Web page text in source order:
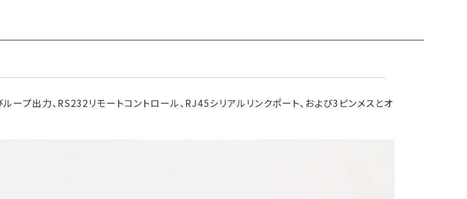
出力、RS232リモートコントロール、RJ45シリアルリンクポート、および3ピンメスとオ